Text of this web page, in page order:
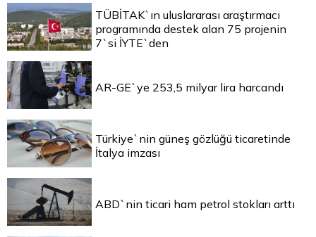
TÜBİTAK`ın uluslararası araştırmacı
programında destek alan 75 projenin
7`si İYTE`den
AR-GE`ye 253,5 milyar lira harcandı
Türkiye`nin güneş gözlüğü ticaretinde
İtalya imzası
ABD`nin ticari ham petrol stokları arttı